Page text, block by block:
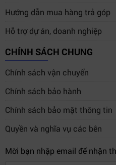
Hướng dẫn mua hàng trả góp
Hỗ trợ dự án, doanh nghiệp
CHÍNH SÁCH CHUNG
Chính sách vận chuyển
Chính sách bảo hành
Chính sách bảo mật thông tin
Quyền và nghĩa vụ các bên
Mời bạn nhập email để nhận